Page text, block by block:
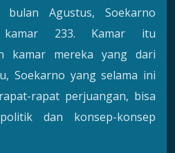
Agustus, Soekarno
kamar 233. Kamar itu
kamar mereka yang dari
Soekarno yang selama ini
rapat perjuangan, bisa
dan konsep-konsep